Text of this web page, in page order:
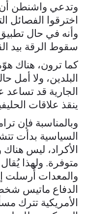
وتدعي واشنطن
اخترقوا الفصائل
وأنه في حال
سقوط الرقة بيد
كما ترون، هناك
البلدين، ولا أمل
الجارية قد
ينقذ علاقات
وبالمناسبة فإن
السياسية بدأت
الأكراد، ليس
متوفرة. ولهذا
والمعدات أُرسلت
الدفاع ماتيس
الأمريكية تترك